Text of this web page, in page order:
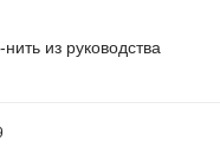
из руководства